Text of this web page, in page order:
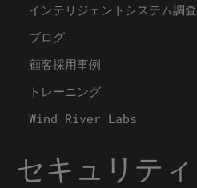
インテリジェントシステム調査
ブログ
顧客採用事例
トレーニング
Wind River Labs
セキュリティ